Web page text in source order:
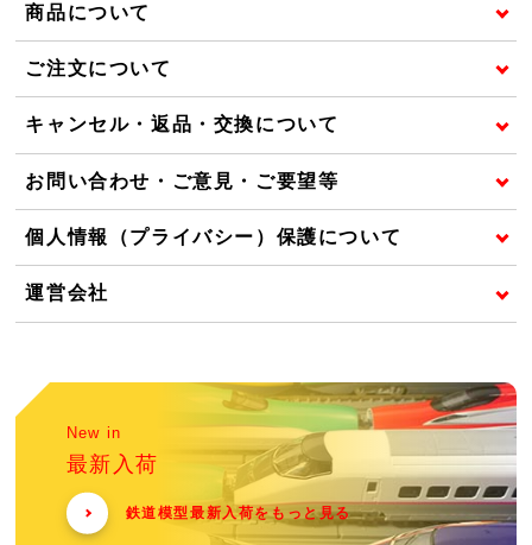
商品について
ご注文について
キャンセル・返品・交換について
お問い合わせ・ご意見・ご要望等
個人情報（プライバシー）保護について
運営会社
New in
最新入荷
鉄道模型最新入荷をもっと見る